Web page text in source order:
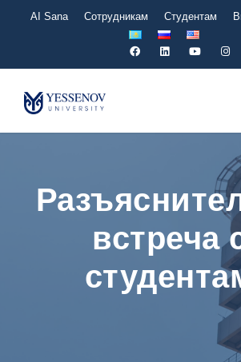
AI Sana Сотрудникам Студентам
встреча